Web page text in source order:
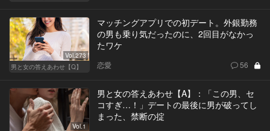
Vol.273
男と女の答えあわせ【Q】
マッチングアプリでの初デート。外銀勤務
の男も乗り気だったのに、2回目がなかっ
たワケ
恋愛 56
Vol.1
男と女の答えあわせ【A】：「この男、セ
コすぎ…！」デートの最後に男が破ってし
まった、禁断の掟